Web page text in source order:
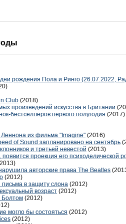
рождения Пола и Ринго (26.07.2022,
Club (2018)
произведений искусства в Британии
бестселлеров первого полугодия (2017)
из фильма "Imagine" (2016)
of Sound запланировано на сентябрь
и третьей невестой (2013)
проекция его психоделической
авторские права The Beatles
(2012)
в защиту слона (2012)
возраст (2012)
Болтом (2012)
могло бы состояться (2012)
(2012)